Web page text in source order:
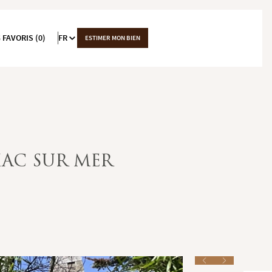
FAVORIS (0) FR ESTIMER MON BIEN
SUR MER